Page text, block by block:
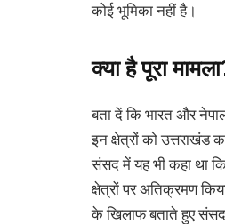
कोई भूमिका नहीं है।
क्या है पूरा
बता दें कि भारत और
इन क्षेत्रों को उत्तराखंड
संसद में यह भी कहा था
क्षेत्रों पर अतिक्रमण
के खिलाफ बताते हुए संसद